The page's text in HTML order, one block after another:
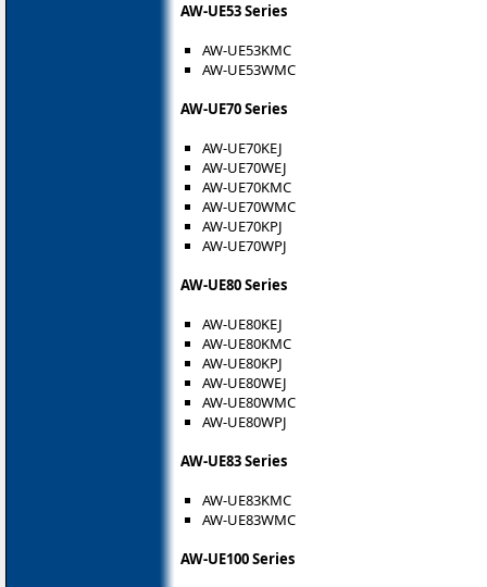
AW-UE53 Series
AW-UE53KMC
AW-UE53WMC
AW-UE70 Series
AW-UE70KEJ
AW-UE70WEJ
AW-UE70KMC
AW-UE70WMC
AW-UE70KPJ
AW-UE70WPJ
AW-UE80 Series
AW-UE80KEJ
AW-UE80KMC
AW-UE80KPJ
AW-UE80WEJ
AW-UE80WMC
AW-UE80WPJ
AW-UE83 Series
AW-UE83KMC
AW-UE83WMC
AW-UE100 Series